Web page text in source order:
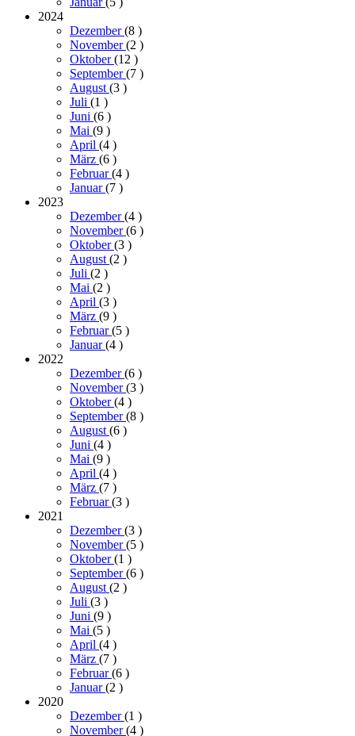
2024
Dezember(8 )
November(2 )
Oktober(12 )
September(7 )
August(3 )
Juli (1 )
Juni (6 )
Mai (9 )
April (4 )
März (6 )
Februar(4 )
Januar(7 )
2023
Dezember(4 )
November(6 )
Oktober(3 )
August(2 )
Juli (2 )
Mai (2 )
April (3 )
März (9 )
Februar(5 )
Januar(4 )
2022
Dezember(6 )
November(3 )
Oktober(4 )
September(8 )
August(6 )
Juni (4 )
Mai (9 )
April (4 )
März (7 )
Februar(3 )
2021
Dezember(3 )
November(5 )
Oktober(1 )
September(6 )
August(2 )
Juli (3 )
Juni (9 )
Mai (5 )
April (4 )
März (7 )
Februar(6 )
Januar(2 )
2020
Dezember(1 )
November(4 )